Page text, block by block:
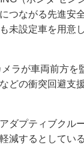
つながる先進安
未設定車を用意し
ラが車両前方
どの衝突回避支
ダプティブクル
減するとしている